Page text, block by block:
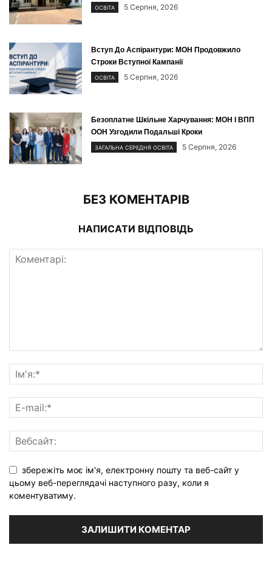
ОСВІТА 5 Серпня, 2026
Вступ До Аспірантури: МОН Продовжило
Строки Вступної Кампанії
ОСВІТА 5 Серпня, 2026
Безоплатне Шкільне Харчування: МОН І ВПП
ООН Узгодили Подальші Кроки
ЗАГАЛЬНА СЕРЕДНЯ ОСВІТА 5 Серпня, 2026
БЕЗ КОМЕНТАРІВ
НАПИСАТИ ВІДПОВІДЬ
збережіть моє ім'я, електронну пошту та веб-сайт у
цьому веб-переглядачі наступного разу, коли я
коментуватиму.